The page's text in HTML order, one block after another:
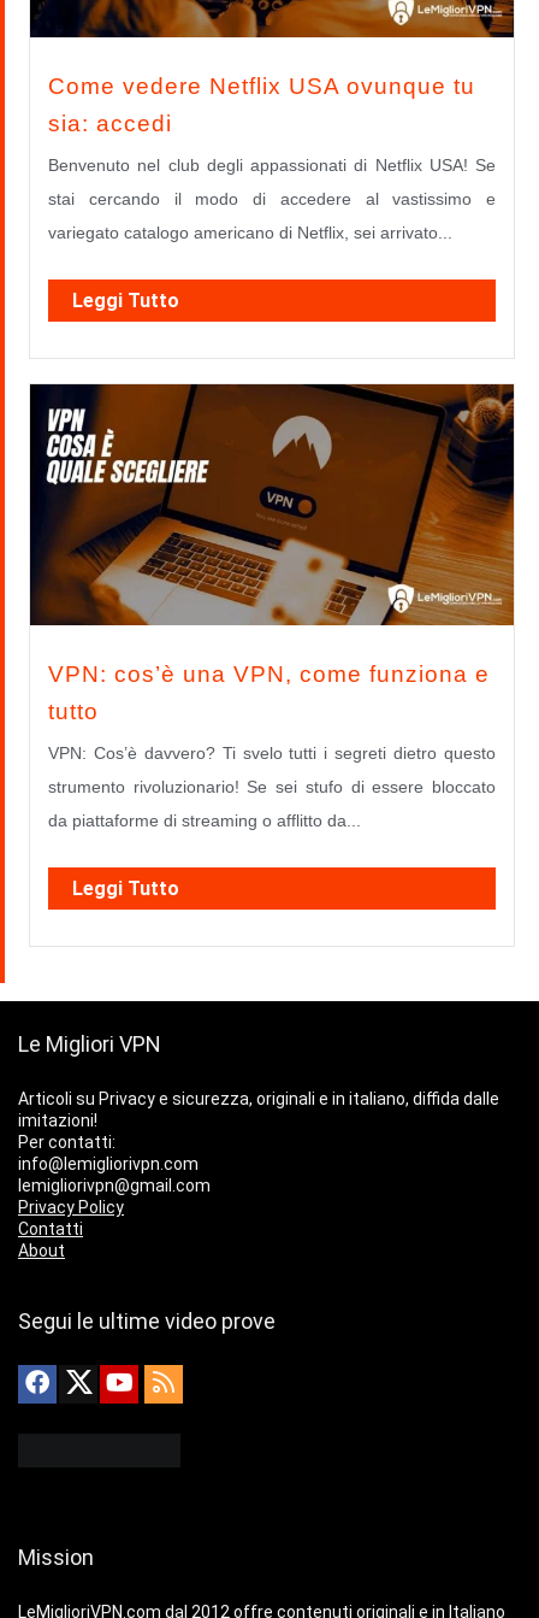
Come vedere Netflix USA ovunque tu
sia: accedi
Benvenuto nel club degli appassionati di Netflix USA! Se
stai cercando il modo di accedere al vastissimo e
variegato catalogo americano di Netflix, sei arrivato...
Leggi Tutto
VPN: cos’è una VPN, come funziona e
tutto
VPN: Cos’è davvero? Ti svelo tutti i segreti dietro questo
strumento rivoluzionario! Se sei stufo di essere bloccato
da piattaforme di streaming o afflitto da...
Leggi Tutto
Le Migliori VPN
Articoli su Privacy e sicurezza, originali e in italiano, diffida dalle
imitazioni!
Per contatti:
info@lemigliorivpn.com
lemigliorivpn@gmail.com
Privacy Policy
Contatti
About
Segui le ultime video prove
Mission
LeMiglioriVPN.com dal 2012 offre contenuti originali e in Italiano